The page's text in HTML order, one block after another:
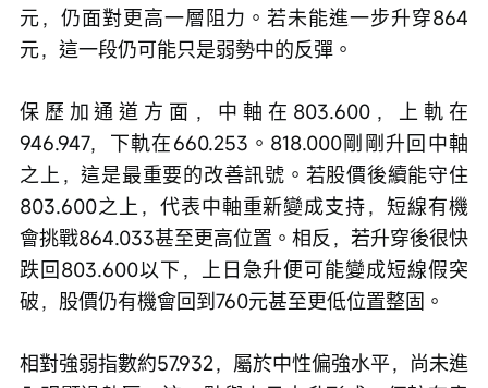
元，仍面對更高一層阻力。若未能進一步升穿864
元，這一段仍可能只是弱勢中的反彈。
保歷加通道方面，中軸在803.600，上軌在
946.947，下軌在660.253。818.000剛剛升回中軸
之上，這是最重要的改善訊號。若股價後續能守住
803.600之上，代表中軸重新變成支持，短線有機
會挑戰864.033甚至更高位置。相反，若升穿後很快
跌回803.600以下，上日急升便可能變成短線假突
破，股價仍有機會回到760元甚至更低位置整固。
相對強弱指數約57.932，屬於中性偏強水平，尚未進